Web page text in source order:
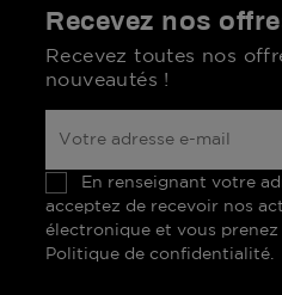
Recevez nos
Recevez toutes nos
nouveautés !
En renseignant votre
acceptez de recevoir nos
électronique et vous
Politique de confidentialité.